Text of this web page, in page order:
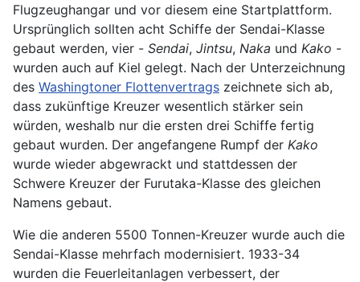
Flugzeughangar und vor diesem eine Startplattform.
Ursprünglich sollten acht Schiffe der Sendai-Klasse
gebaut werden, vier - Sendai, Jintsu, Naka und Kako -
wurden auch auf Kiel gelegt. Nach der Unterzeichnung
des Washingtoner Flottenvertrags zeichnete sich ab,
dass zukünftige Kreuzer wesentlich stärker sein
würden, weshalb nur die ersten drei Schiffe fertig
gebaut wurden. Der angefangene Rumpf der Kako
wurde wieder abgewrackt und stattdessen der
Schwere Kreuzer der Furutaka-Klasse des gleichen
Namens gebaut.
Wie die anderen 5500 Tonnen-Kreuzer wurde auch die
Sendai-Klasse mehrfach modernisiert. 1933-34
wurden die Feuerleitanlagen verbessert, der